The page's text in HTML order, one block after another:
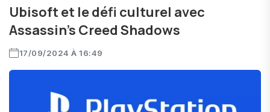
Ubisoft et le défi culturel avec
Assassin’s Creed Shadows
17/09/2024 À 16:49